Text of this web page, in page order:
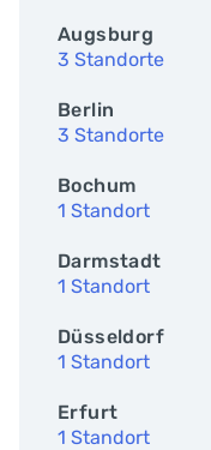
Augsburg
3 Standorte
Berlin
3 Standorte
Bochum
1 Standort
Darmstadt
1 Standort
Düsseldorf
1 Standort
Erfurt
1 Standort